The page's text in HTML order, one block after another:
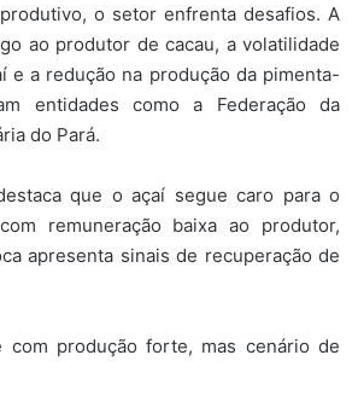
o setor enfrenta desafios. A
ao produtor de cacau, a volatilidade
e a redução na produção da pimenta-
entidades como a Federação da
do Pará.
que o açaí segue caro para o
remuneração baixa ao produtor,
apresenta sinais de recuperação de
com produção forte, mas cenário de